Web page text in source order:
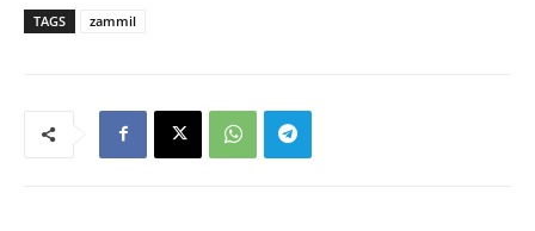
TAGS zammil